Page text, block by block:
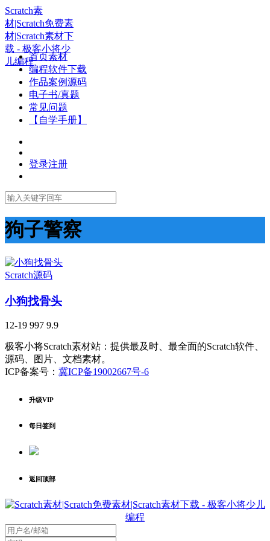
Scratch素
材|Scratch免费素
材|Scratch素材下
载 - 极客小将少
儿编程首页素材
编程软件下载
作品案例源码
电子书/真题
常见问题
【自学手册】
登录注册
狗子警察
Scratch源码
小狗找骨头
12-19 997 9.9
极客小将Scratch素材站：提供最及时、最全面的Scratch软件、
源码、图片、文档素材。
ICP备案号： 冀ICP备19002667号-6
升级VIP
每日签到
返回顶部